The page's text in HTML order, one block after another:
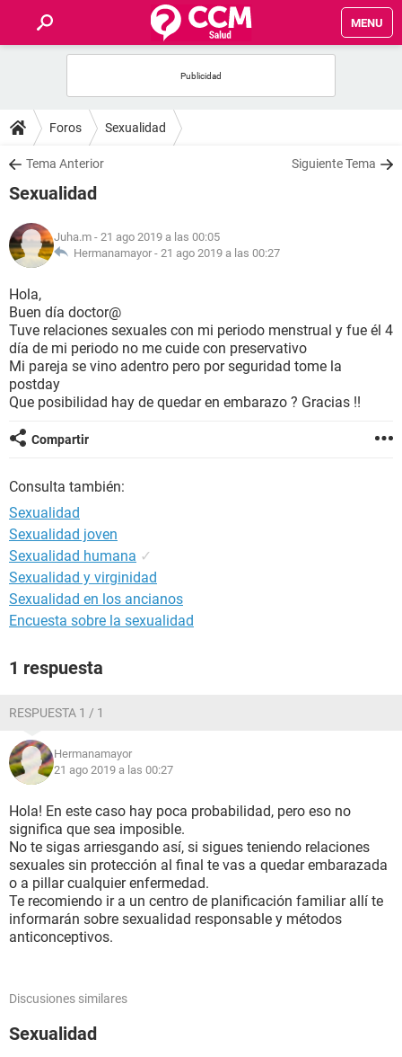
MENU
FOROS
SALUD
NUTRICIÓN
BIENESTAR
SEXUALIDAD
GLOSARIO
Foros Sexualidad
Tema Anterior Siguiente Tema
Sexualidad
Juha.m - 21 ago 2019 a las 00:05
Hermanamayor - 21 ago 2019 a las 00:27
Hola,
Buen día doctor@
Tuve relaciones sexuales con mi periodo menstrual y fue él 4
día de mi periodo no me cuide con preservativo
Mi pareja se vino adentro pero por seguridad tome la
postday
Que posibilidad hay de quedar en embarazo ? Gracias !!
Compartir
Consulta también:
Sexualidad
Sexualidad joven
Sexualidad humana ✓
Sexualidad y virginidad
Sexualidad en los ancianos
Encuesta sobre la sexualidad
1 respuesta
RESPUESTA 1 / 1
Hermanamayor
21 ago 2019 a las 00:27
Hola! En este caso hay poca probabilidad, pero eso no
significa que sea imposible.
No te sigas arriesgando así, si sigues teniendo relaciones
sexuales sin protección al final te vas a quedar embarazada
o a pillar cualquier enfermedad.
Te recomiendo ir a un centro de planificación familiar allí te
informarán sobre sexualidad responsable y métodos
anticonceptivos.
Discusiones similares
Sexualidad